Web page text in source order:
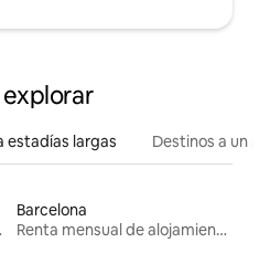
estadías largas Destinos a un
Barcelona
Renta mensual de alojamientos